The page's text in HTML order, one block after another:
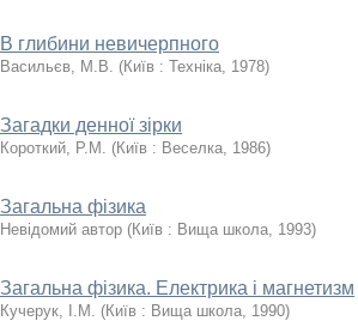
В глибини невичерпного
Васильєв, М.В. (Київ : Техніка, 1978)
Загадки денної зірки
Короткий, Р.М. (Київ : Веселка, 1986)
Загальна фізика
Невідомий автор (Київ : Вища школа, 1993)
Загальна фізика. Електрика і магнетизм
Кучерук, І.М. (Київ : Вища школа, 1990)